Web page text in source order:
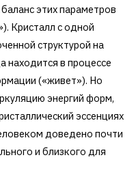
этих параметров
Кристалл с одной
структурой на
находится в процессе
(«живет»). Но
энергий форм,
эссенциях
доведено почти
и близкого для